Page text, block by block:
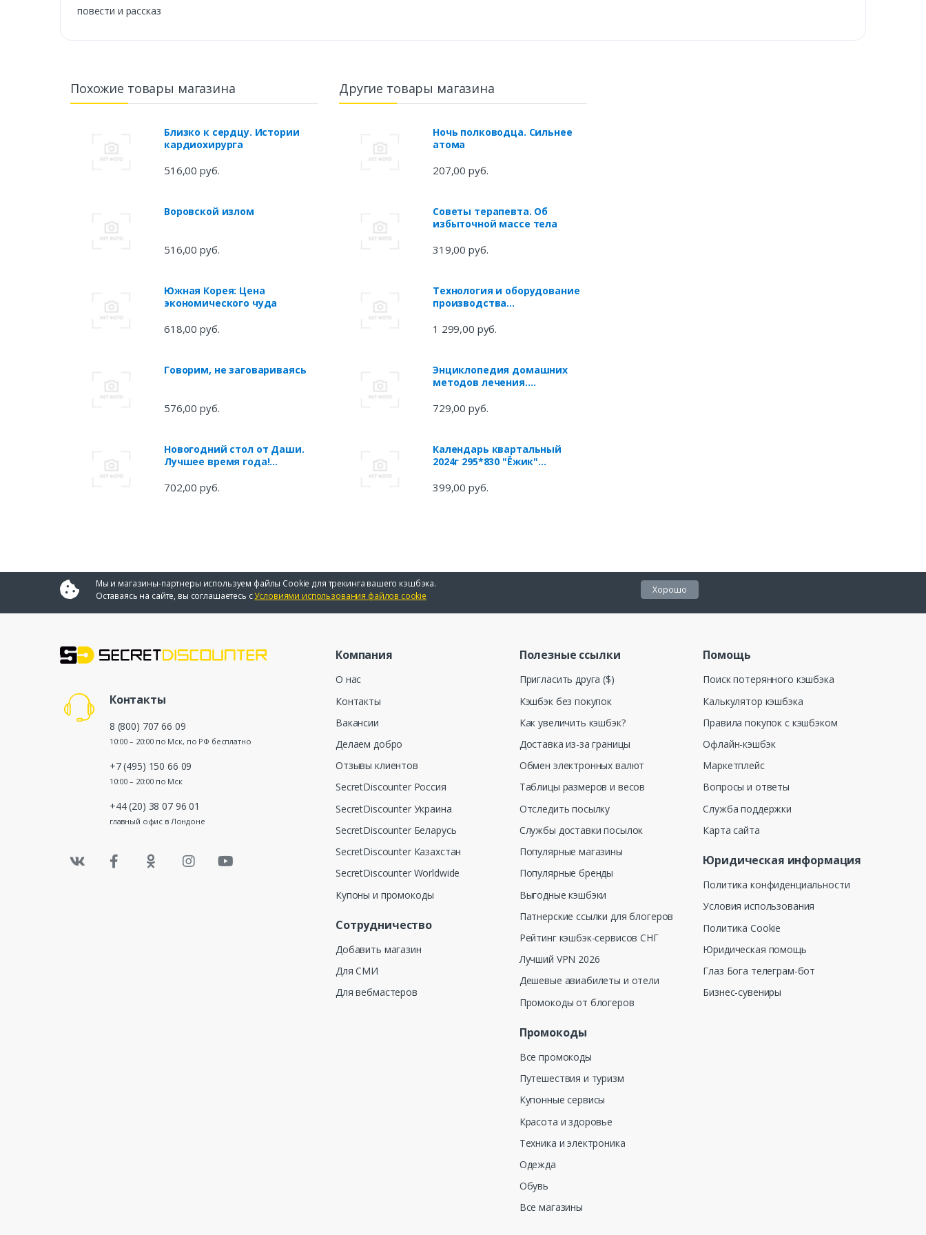
повести и рассказ
Похожие товары магазина
Близко к сердцу. Истории
кардиохирурга
516,00 руб.
Воровской излом
516,00 руб.
Южная Корея: Цена
экономического чуда
618,00 руб.
Говорим, не заговариваясь
576,00 руб.
Новогодний стол от Даши.
Лучшее время года!
702,00 руб.
Другие товары магазина
Ночь полководца. Сильнее
атома
207,00 руб.
Советы терапевта. Об
избыточной массе тела
319,00 руб.
Технология и оборудование
производства
строганого шпона и
1 299,00 руб.
Энциклопедия домашних
методов лечения.
729,00 руб.
Календарь квартальный
2024г 295*830 "Ёжик"
спираль
399,00 руб.
Мы и магазины-партнеры используем файлы Cookie для трекинга вашего кэшбэка.
Оставаясь на сайте, вы соглашаетесь сУсловиями использования файлов cookie
Хорошо
Контакты
8 (800) 707 66 09
10:00 – 20:00 по Мск, по РФ бесплатно
+7 (495) 150 66 09
10:00 – 20:00 по Мск
+44 (20) 38 07 96 01
главный офис в Лондоне
Компания
О нас
Контакты
Вакансии
Делаем добро
Отзывы клиентов
SecretDiscounter Россия
SecretDiscounter Украина
SecretDiscounter Беларусь
SecretDiscounter Казахстан
SecretDiscounter Worldwide
Купоны и промокоды
Сотрудничество
Добавить магазин
Для СМИ
Для вебмастеров
Полезные ссылки
Пригласить друга ($)
Кэшбэк без покупок
Как увеличить кэшбэк?
Доставка из-за границы
Обмен электронных валют
Таблицы размеров и весов
Отследить посылку
Службы доставки посылок
Популярные магазины
Популярные бренды
Выгодные кэшбэки
Патнерские ссылки для блогеров
Рейтинг кэшбэк-сервисов СНГ
Лучший VPN 2026
Дешевые авиабилеты и отели
Промокоды от блогеров
Промокоды
Все промокоды
Путешествия и туризм
Купонные сервисы
Красота и здоровье
Техника и электроника
Одежда
Обувь
Все магазины
Помощь
Поиск потерянного кэшбэка
Калькулятор кэшбэка
Правила покупок с кэшбэком
Офлайн-кэшбэк
Маркетплейс
Вопросы и ответы
Служба поддержки
Карта сайта
Юридическая информация
Политика конфиденциальности
Условия использования
Политика Cookie
Юридическая помощь
Глаз Бога телеграм-бот
Бизнес-сувениры